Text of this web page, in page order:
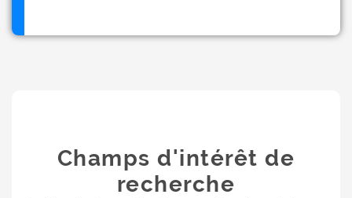
Champs d'intérêt de
recherche